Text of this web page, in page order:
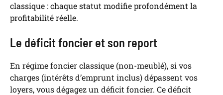
classique : chaque statut modifie profondément la
profitabilité réelle.
Le déficit foncier et son report
En régime foncier classique (non-meublé), si vos
charges (intérêts d’emprunt inclus) dépassent vos
loyers, vous dégagez un déficit foncier. Ce déficit